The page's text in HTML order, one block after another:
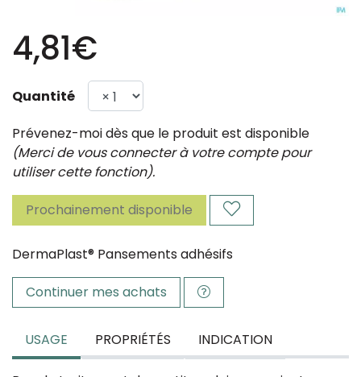
4,81€
Quantité
Prévenez-moi dès que le produit est disponible
(Merci de vous connecter à votre compte pour
utiliser cette fonction).
Prochainement disponible
DermaPlast® Pansements adhésifs
Continuer mes achats
USAGE PROPRIÉTÉS INDICATION